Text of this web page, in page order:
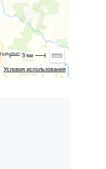
Условия использования
3 км